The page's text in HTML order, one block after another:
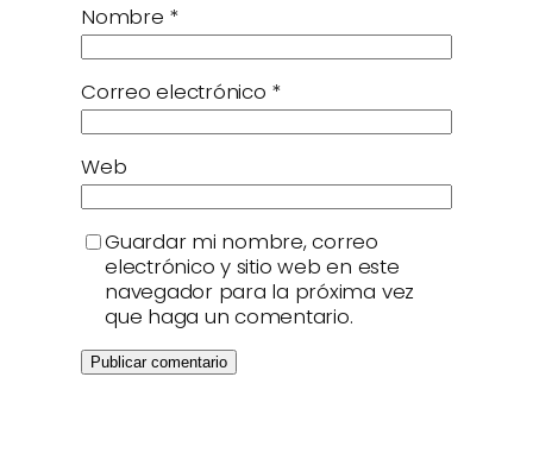
Nombre *
Correo electrónico *
Web
Guardar mi nombre, correo
electrónico y sitio web en este
navegador para la próxima vez
que haga un comentario.